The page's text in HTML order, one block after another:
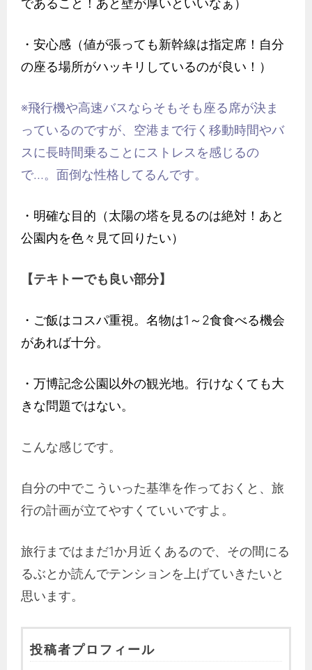
であること！あと壁が厚いといいなぁ）
・安心感（値が張っても新幹線は指定席！自分
の座る場所がハッキリしているのが良い！）
※飛行機や高速バスならそもそも座る席が決ま
っているのですが、空港まで行く移動時間やバ
スに長時間乗ることにストレスを感じるの
で…。面倒な性格してるんです。
・明確な目的（太陽の塔を見るのは絶対！あと
公園内を色々見て回りたい）
【テキトーでも良い部分】
・ご飯はコスパ重視。名物は1～2食食べる機会
があれば十分。
・万博記念公園以外の観光地。行けなくても大
きな問題ではない。
こんな感じです。
自分の中でこういった基準を作っておくと、旅
行の計画が立てやすくていいですよ。
旅行まではまだ1か月近くあるので、その間にる
るぶとか読んでテンションを上げていきたいと
思います。
投稿者プロフィール